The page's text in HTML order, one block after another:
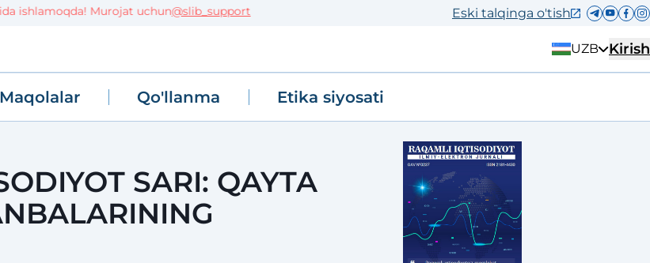
ishlamoqda! Murojat uchun@slib_support Eski talqinga o'tish
UZB Kirish
Maqolalar Qo'llanma Etika siyosati
SARI: QAYTA